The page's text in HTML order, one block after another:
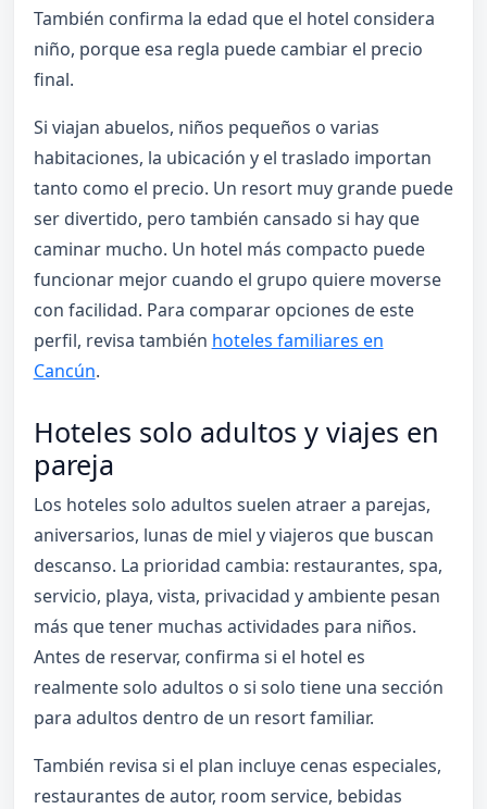
También confirma la edad que el hotel considera
niño, porque esa regla puede cambiar el precio
final.
Si viajan abuelos, niños pequeños o varias
habitaciones, la ubicación y el traslado importan
tanto como el precio. Un resort muy grande puede
ser divertido, pero también cansado si hay que
caminar mucho. Un hotel más compacto puede
funcionar mejor cuando el grupo quiere moverse
con facilidad. Para comparar opciones de este
perfil, revisa también hoteles familiares en
Cancún.
Hoteles solo adultos y viajes en
pareja
Los hoteles solo adultos suelen atraer a parejas,
aniversarios, lunas de miel y viajeros que buscan
descanso. La prioridad cambia: restaurantes, spa,
servicio, playa, vista, privacidad y ambiente pesan
más que tener muchas actividades para niños.
Antes de reservar, confirma si el hotel es
realmente solo adultos o si solo tiene una sección
para adultos dentro de un resort familiar.
También revisa si el plan incluye cenas especiales,
restaurantes de autor, room service, bebidas